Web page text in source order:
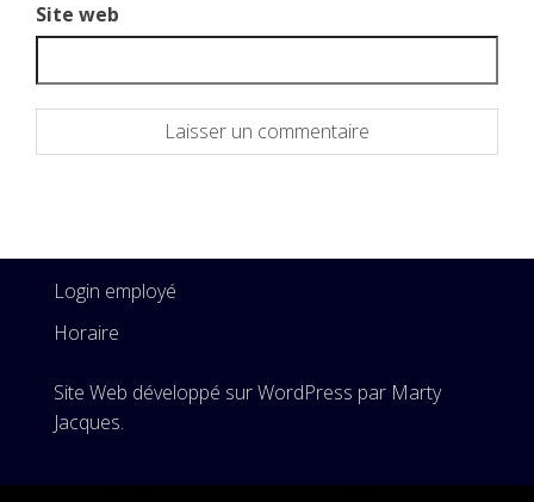
Site web
Login employé
Horaire
Site Web développé sur WordPress par Marty
Jacques.